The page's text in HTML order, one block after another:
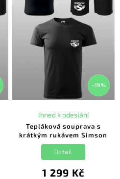
–19 %
Tepláková souprava s
krátkým rukávem Simson
Ihned k odeslání
1 299 Kč
Detail